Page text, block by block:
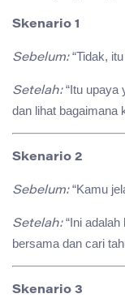
Skenario 1
Sebelum:“Tidak,
Setelah:“Itu upaya
dan lihat bagaimana
Skenario 2
Sebelum:“Kamu
Setelah:“Ini adalah
bersama dan cari
Skenario 3